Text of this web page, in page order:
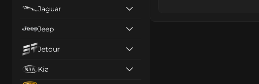
Jaguar
Jeep
Jetour
Kia